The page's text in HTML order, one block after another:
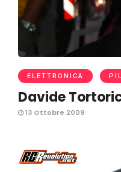
ELETTRONICA
Davide
13 Ottobre 2009